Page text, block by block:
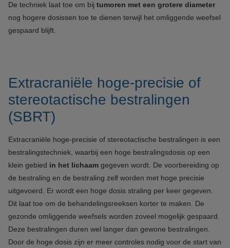
De techniek laat toe om bij tumoren met een grotere diameter
nog hogere dosissen toe te dienen terwijl het omliggende weefsel
gespaard blijft.
Extracraniële hoge-precisie of
stereotactische bestralingen
(SBRT)
Extracraniële hoge-precisie of stereotactische bestralingen is een
bestralingstechniek, waarbij een hoge bestralingsdosis op een
klein gebied in het lichaam gegeven wordt. De voorbereiding op
de bestraling en de bestraling zelf worden met hoge precisie
uitgevoerd. Er wordt een hoge dosis straling per keer gegeven.
Dit laat toe om de behandelingsreeksen korter te maken. De
gezonde omliggende weefsels worden zoveel mogelijk gespaard.
Deze bestralingen duren wel langer dan gewone bestralingen.
Door de hoge dosis zijn er meer controles nodig voor de start van